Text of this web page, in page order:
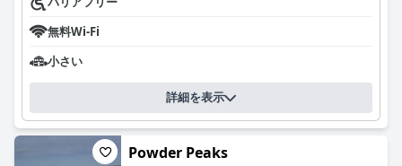
無料Wi-Fi
小さい
詳細を表示
Powder Peaks